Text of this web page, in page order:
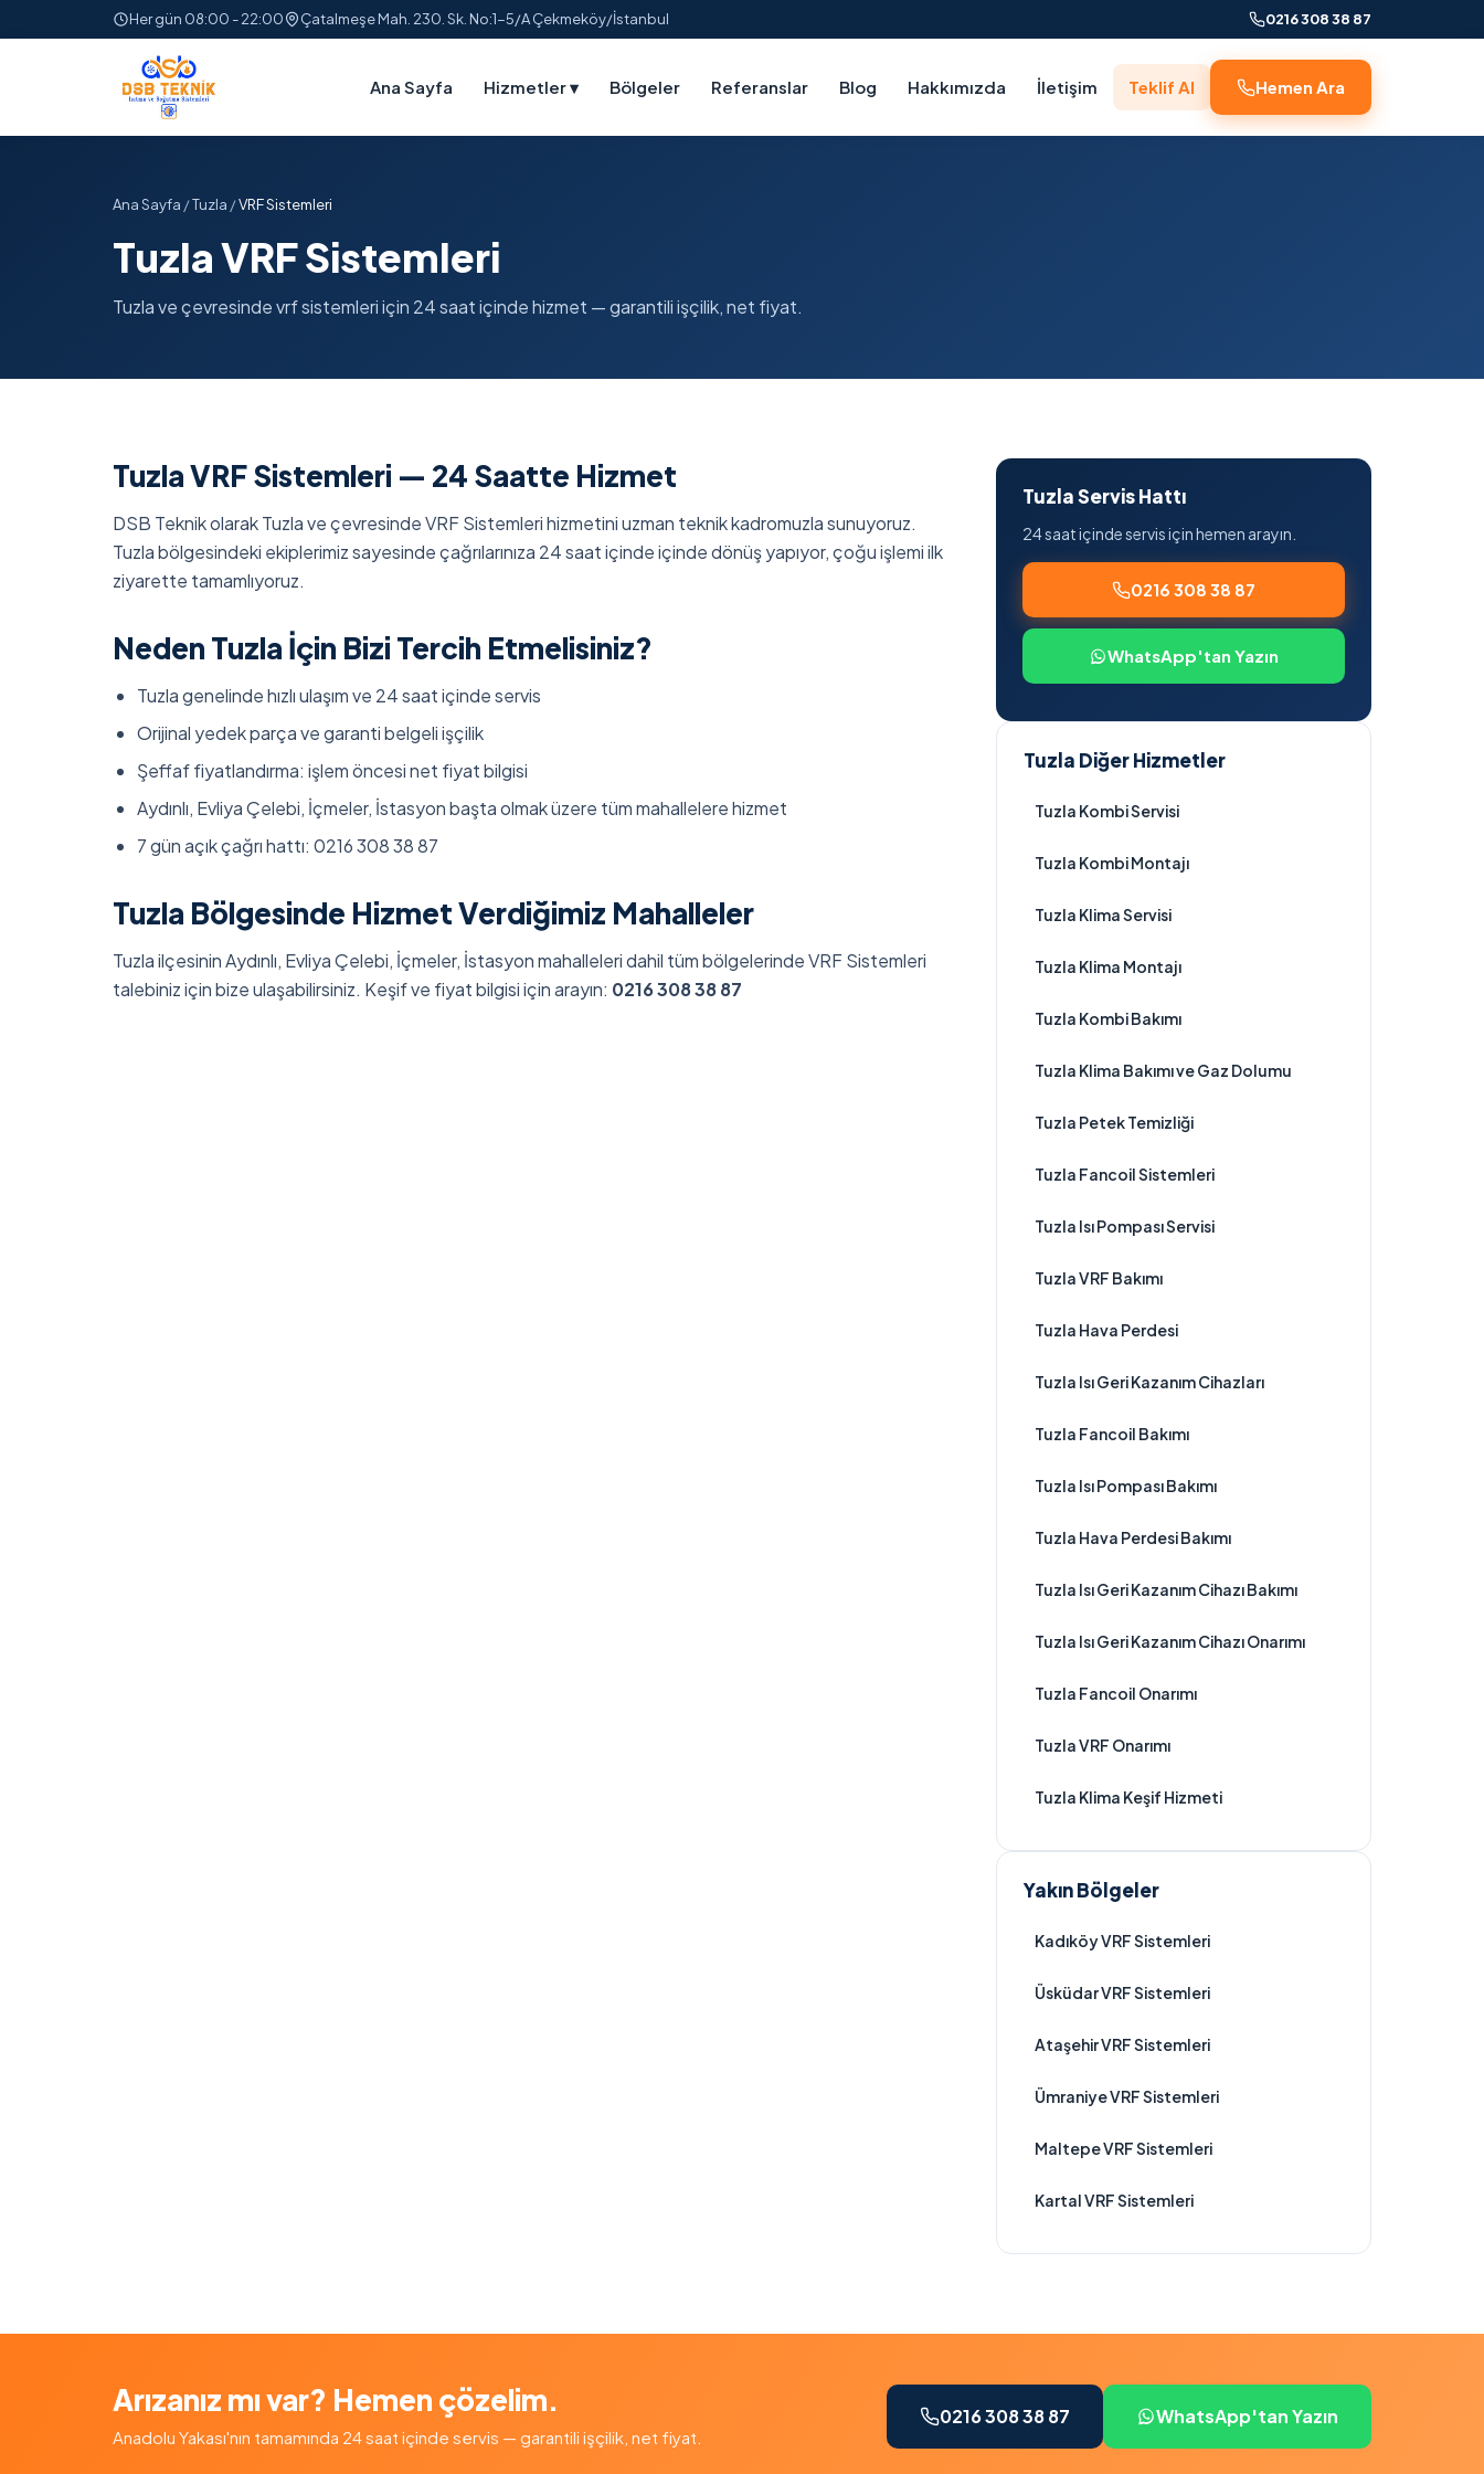
Her gün 08:00 - 22:00 Çatalmeşe Mah. 230. Sk. No:1-5/A Çekmeköy/İstanbul 0216 308 38 87
Ana Sayfa Hizmetler▾ Bölgeler Referanslar Blog Hakkımızda İletişim Teklif Al Hemen Ara
Ana Sayfa /Tuzla /VRF Sistemleri
Tuzla VRF Sistemleri
Tuzla ve çevresinde vrf sistemleri için 24 saat içinde hizmet — garantili işçilik, net fiyat.
Tuzla VRF Sistemleri — 24 Saatte Hizmet
DSB Teknik olarak Tuzla ve çevresinde VRF Sistemleri hizmetini uzman teknik kadromuzla sunuyoruz.
Tuzla bölgesindeki ekiplerimiz sayesinde çağrılarınıza 24 saat içinde içinde dönüş yapıyor, çoğu işlemi ilk
ziyarette tamamlıyoruz.
Neden Tuzla İçin Bizi Tercih Etmelisiniz?
Tuzla genelinde hızlı ulaşım ve 24 saat içinde servis
Orijinal yedek parça ve garanti belgeli işçilik
Şeffaf fiyatlandırma: işlem öncesi net fiyat bilgisi
Aydınlı, Evliya Çelebi, İçmeler, İstasyon başta olmak üzere tüm mahallelere hizmet
7 gün açık çağrı hattı: 0216 308 38 87
Tuzla Bölgesinde Hizmet Verdiğimiz Mahalleler
Tuzla ilçesinin Aydınlı, Evliya Çelebi, İçmeler, İstasyon mahalleleri dahil tüm bölgelerinde VRF Sistemleri
talebiniz için bize ulaşabilirsiniz. Keşif ve fiyat bilgisi için arayın: 0216 308 38 87
Tuzla Servis Hattı
24 saat içinde servis için hemen arayın.
0216 308 38 87
WhatsApp'tan Yazın
Tuzla Diğer Hizmetler
Tuzla Kombi Servisi
Tuzla Kombi Montajı
Tuzla Klima Servisi
Tuzla Klima Montajı
Tuzla Kombi Bakımı
Tuzla Klima Bakımı ve Gaz Dolumu
Tuzla Petek Temizliği
Tuzla Fancoil Sistemleri
Tuzla Isı Pompası Servisi
Tuzla VRF Bakımı
Tuzla Hava Perdesi
Tuzla Isı Geri Kazanım Cihazları
Tuzla Fancoil Bakımı
Tuzla Isı Pompası Bakımı
Tuzla Hava Perdesi Bakımı
Tuzla Isı Geri Kazanım Cihazı Bakımı
Tuzla Isı Geri Kazanım Cihazı Onarımı
Tuzla Fancoil Onarımı
Tuzla VRF Onarımı
Tuzla Klima Keşif Hizmeti
Yakın Bölgeler
Kadıköy VRF Sistemleri
Üsküdar VRF Sistemleri
Ataşehir VRF Sistemleri
Ümraniye VRF Sistemleri
Maltepe VRF Sistemleri
Kartal VRF Sistemleri
Arızanız mı var? Hemen çözelim.
Anadolu Yakası'nın tamamında 24 saat içinde servis — garantili işçilik, net fiyat.
0216 308 38 87 WhatsApp'tan Yazın